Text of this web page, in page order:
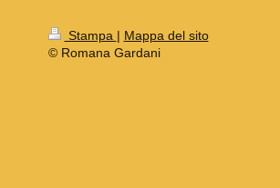
Stampa | Mappa del sito
© Romana Gardani